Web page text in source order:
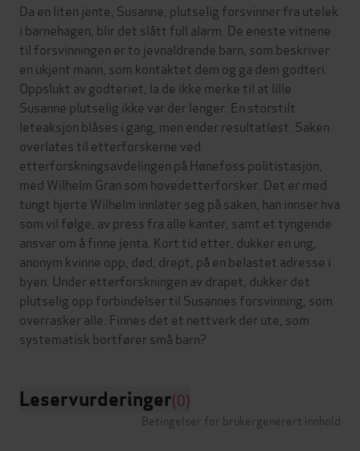
Da en liten jente, Susanne, plutselig forsvinner fra utelek
i barnehagen, blir det slått full alarm. De eneste vitnene
til forsvinningen er to jevnaldrende barn, som beskriver
en ukjent mann, som kontaktet dem og ga dem godteri.
Oppslukt av godteriet, la de ikke merke til at lille
Susanne plutselig ikke var der lenger. En storstilt
leteaksjon blåses i gang, men ender resultatløst. Saken
overlates til etterforskerne ved
etterforskningsavdelingen på Hønefoss politistasjon,
med Wilhelm Gran som hovedetterforsker. Det er med
tungt hjerte Wilhelm innlater seg på saken, han innser hva
som vil følge, av press fra alle kanter, samt et tyngende
ansvar om å finne jenta. Kort tid etter, dukker en ung,
anonym kvinne opp, død, drept, på en belastet adresse i
byen. Under etterforskningen av drapet, dukker det
plutselig opp forbindelser til Susannes forsvinning, som
overrasker alle. Finnes det et nettverk der ute, som
Leservurderinger(0)
Betingelser for brukergenerert innhold